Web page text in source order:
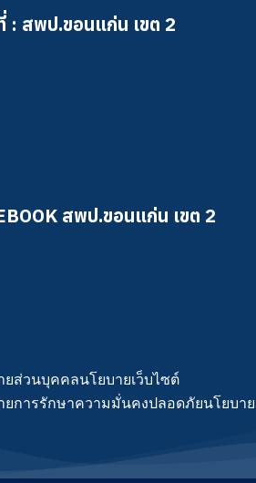
: สพป.ขอนแก่น เขต 2
สพป.ขอนแก่น เขต 2
ยส่วนบุคคลนโยบายเว็บไซต์
ยการรักษาความมั่นคงปลอดภัยนโยบา